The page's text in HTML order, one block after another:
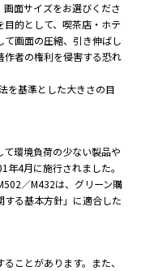
面サイズをお選びくださ
的として、喫茶店・ホテ
画面の圧縮、引き伸ばし
作者の権利を侵害する恐れ
を基準とした大きさの目
環境負荷の少ない製品や
4月に施行されました。
／M432は、グリーン購
する基本方針」に適合した
ことがあります。また、